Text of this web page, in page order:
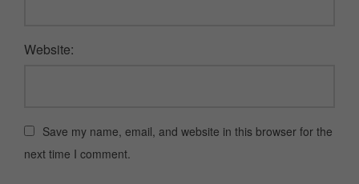
Website:
Save my name, email, and website in this browser for the
next time I comment.